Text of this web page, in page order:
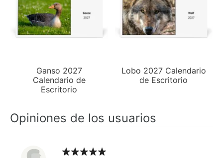
Ganso 2027
Calendario de
Escritorio
Lobo 2027 Calendario
de Escritorio
Opiniones de los usuarios